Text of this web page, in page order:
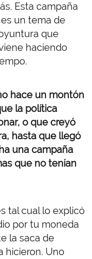
Esta campaña
un tema de
que
haciendo
hace un montón
la política
o que creyó
hasta que llegó
una campaña
que no tenían
tal cual lo explicó
por tu moneda
la saca de
hicieron. Uno